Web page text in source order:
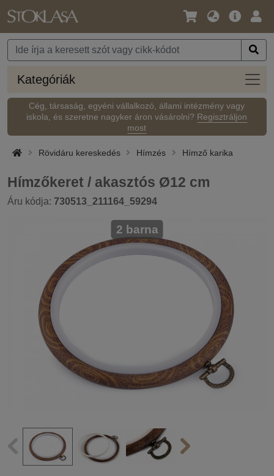
Nyelv
Pénznem
Fő
Kategóriák
Cég, társaság, egyéni vállalkozó, állami intézmény vagy
iskola, és szeretne nagyker áron vásárolni? Regisztráljon
most
Rövidáru kereskedés Hímzés Hímző karika
Hímzőkeret / akasztós Ø12 cm
Áru kódja: 730513_211164_59294
2 barna